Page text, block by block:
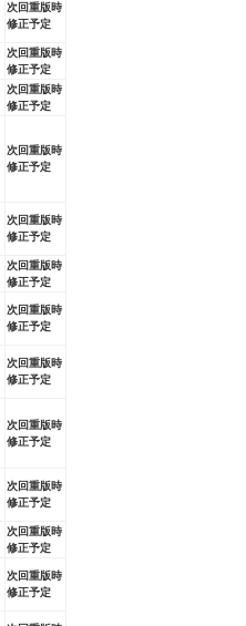
次回重版時
修正予定
次回重版時
修正予定
次回重版時
修正予定
次回重版時
修正予定
次回重版時
修正予定
次回重版時
修正予定
次回重版時
修正予定
次回重版時
修正予定
次回重版時
修正予定
次回重版時
修正予定
次回重版時
修正予定
次回重版時
修正予定